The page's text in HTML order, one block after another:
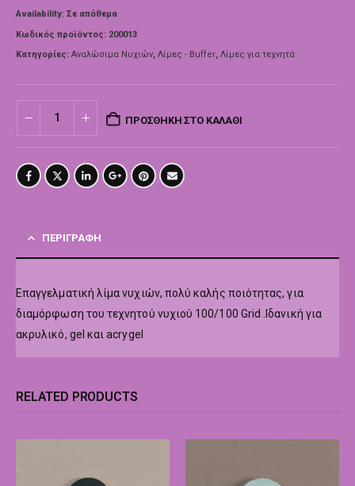
Availability: Σε απόθεμα
Κωδικός προϊόντος: 200013
Κατηγορίες: Αναλώσιμα Νυχιών, Λίμες - Buffer, Λίμες για τεχνητά
ΠΡΟΣΘΉΚΗ ΣΤΟ ΚΑΛΆΘΙ
ΠΕΡΙΓΡΑΦΉ
Επαγγελματική λίμα νυχιών, πολύ καλής ποιότητας, για
διαμόρφωση του τεχνητού νυχιού 100/100 Grid .Ιδανική για
ακρυλικό, gel και acrygel
RELATED PRODUCTS